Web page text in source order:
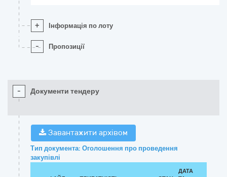
+ Інформація по лоту
- Пропозиції
- Документи тендеру
Завантажити архівом
Тип документа: Оголошення про проведення
закупівлі
ДАТА